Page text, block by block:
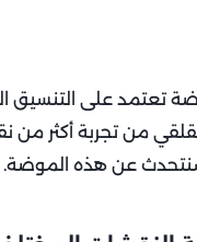
تعتمد على التنسيق
تقلقي من تجربة أكثر
عن هذه الموضة.